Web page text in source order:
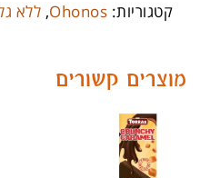
קטגוריות: Ohonos
, ללא
מוצרים קשורים